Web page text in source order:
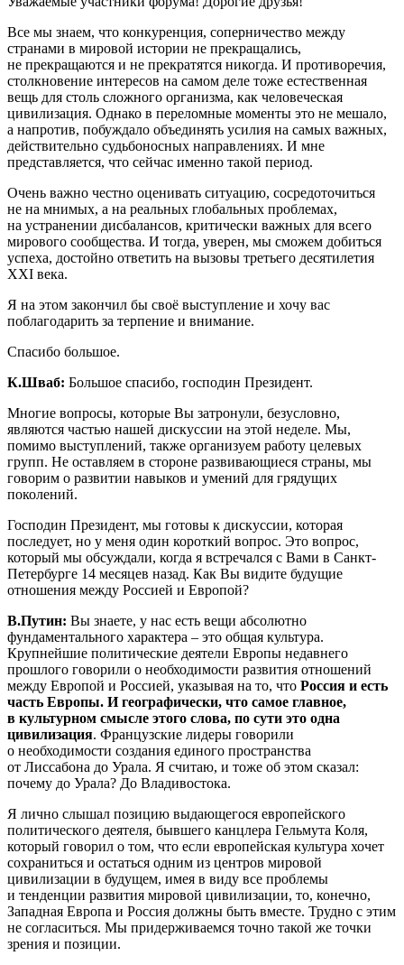
Все мы знаем, что конкуренция, соперничество между
странами в мировой истории не прекращались,
не прекращаются и не прекратятся никогда. И противоречия,
столкновение интересов на самом деле тоже естественная
вещь для столь сложного организма, как человеческая
цивилизация. Однако в переломные моменты это не мешало,
а напротив, побуждало объединять усилия на самых важных,
действительно судьбоносных направлениях. И мне
представляется, что сейчас именно такой период.
Очень важно честно оценивать ситуацию, сосредоточиться
не на мнимых, а на реальных глобальных проблемах,
на устранении дисбалансов, критически важных для всего
мирового сообщества. И тогда, уверен, мы сможем добиться
успеха, достойно ответить на вызовы третьего десятилетия
XXI века.
Я на этом закончил бы своё выступление и хочу вас
поблагодарить за терпение и внимание.
Спасибо большое.
К.Шваб: Большое спасибо, господин Президент.
Многие вопросы, которые Вы затронули, безусловно,
являются частью нашей дискуссии на этой неделе. Мы,
помимо выступлений, также организуем работу целевых
групп. Не оставляем в стороне развивающиеся страны, мы
говорим о развитии навыков и умений для грядущих
поколений.
Господин Президент, мы готовы к дискуссии, которая
последует, но у меня один короткий вопрос. Это вопрос,
который мы обсуждали, когда я встречался с Вами в Санкт-
Петербурге 14 месяцев назад. Как Вы видите будущие
отношения между Россией и Европой?
В.Путин: Вы знаете, у нас есть вещи абсолютно
фундаментального характера – это общая культура.
Крупнейшие политические деятели Европы недавнего
прошлого говорили о необходимости развития отношений
между Европой и Россией, указывая на то, что Россия и есть
часть Европы. И географически, что самое главное,
в культурном смысле этого слова, по сути это одна
цивилизация. Французские лидеры говорили
о необходимости создания единого пространства
от Лиссабона до Урала. Я считаю, и тоже об этом сказал:
почему до Урала? До Владивостока.
Я лично слышал позицию выдающегося европейского
политического деятеля, бывшего канцлера Гельмута Коля,
который говорил о том, что если европейская культура хочет
сохраниться и остаться одним из центров мировой
цивилизации в будущем, имея в виду все проблемы
и тенденции развития мировой цивилизации, то, конечно,
Западная Европа и Россия должны быть вместе. Трудно с этим
не согласиться. Мы придерживаемся точно такой же точки
зрения и позиции.